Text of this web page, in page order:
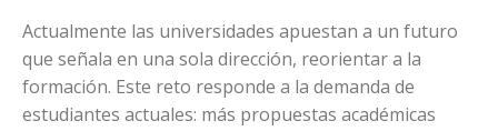
Actualmente las universidades apuestan a un futuro
que señala en una sola dirección, reorientar a la
formación. Este reto responde a la demanda de
estudiantes actuales: más propuestas académicas